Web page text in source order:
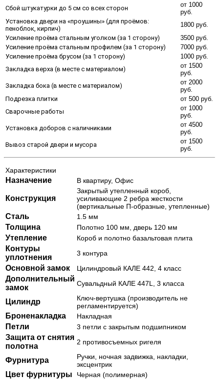
Сбой штукатурки до 5 см со всех сторон
от 1000
руб.
Установка двери на «проушины» (для проёмов:
пеноблок, кирпич)
1800 руб.
Усиление проёма стальным уголком (за 1 сторону)
3500 руб.
Усиление проёма стальным профилем (за 1 сторону)
7000 руб.
Усиление проёма брусом (за 1 сторону)
1000 руб.
Закладка верха (в месте с материалом)
от 1500
руб.
Закладка бока (в месте с материалом)
от 2000
руб.
Подрезка плитки
от 500 руб.
Сварочные работы
от 1000
руб.
Установка доборов с наличниками
от 4500
руб.
Вывоз старой двери и мусора
от 1500
руб.
Характеристики
Назначение В квартиру, Офис
Конструкция
Закрытый утепленный короб,
усиливающие 2 ребра жесткости
(вертикальные П-образные, утепленные)
Сталь 1.5 мм
Толщина Полотно 100 мм, дверь 120 мм
Утепление Короб и полотно базальтовая плита
Контуры
уплотнения
3 контура
Основной замок Цилиндровый КАЛЕ 442, 4 класс
Дополнительный
замок
Сувальдный КАЛЕ 447L, 3 класса
Цилиндр
Ключ-вертушка (производитель не
регламентируется)
Броненакладка Накладная
Петли 3 петли с закрытым подшипником
Защита от снятия
полотна
2 противосъемных ригеля
Фурнитура
Ручки, ночная задвижка, накладки,
эксцентрик
Цвет фурнитуры Черная (полимерная)